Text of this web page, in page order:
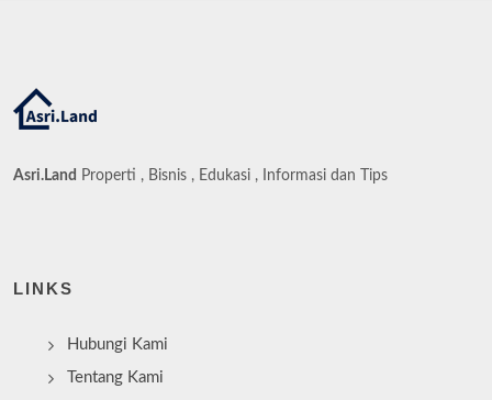
Asri.Land Properti , Bisnis , Edukasi , Informasi dan Tips
LINKS
Hubungi Kami
Tentang Kami